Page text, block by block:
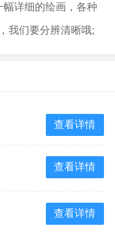
详细的绘画，各种
我们要分辨清晰哦;
查看详情
查看详情
查看详情